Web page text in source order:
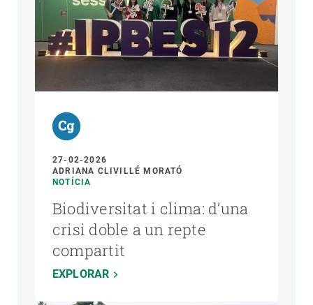
27-02-2026
ADRIANA CLIVILLÉ MORATÓ
NOTÍCIA
Biodiversitat i clima: d’una
crisi doble a un repte
compartit
EXPLORAR